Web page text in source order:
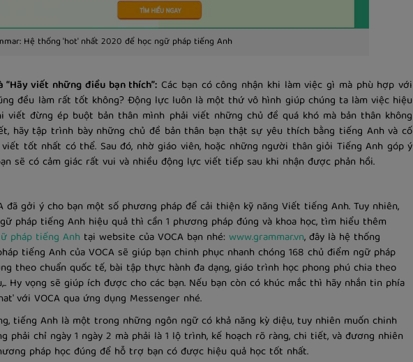
Hệ thống 'hot' nhất 2020 để học ngữ pháp tiếng Anh
viết những điều bạn thích”: Các bạn có công nhận khi làm việc gì mà phù hợp với
đều làm rất tốt không? Động lực luôn là một thứ vô hình giúp chúng ta làm việc hiệu
viết đừng ép buột bản thân mình phải viết những chủ đề quá khó mà bản thân không
hãy tập trình bày những chủ đề bản thân bạn thật sự yêu thích bằng tiếng Anh và cố
tốt nhất có thể. Sau đó, nhờ giáo viên, hoặc những người thân giỏi Tiếng Anh góp ý
sẽ có cảm giác rất vui và nhiều động lực viết tiếp sau khi nhận được phản hồi.
đã gởi ý cho bạn một số phương pháp để cải thiện kỹ năng Viết tiếng Anh. Tuy nhiên,
pháp tiếng Anh hiệu quả thì cần 1 phương pháp đúng và khoa học, tìm hiểu thêm
pháp tiếng Anh tại website của VOCA bạn nhé: www.grammar.vn, đây là hệ thống
tiếng Anh của VOCA sẽ giúp bạn chinh phục nhanh chóng 168 chủ điểm ngữ pháp
theo chuẩn quốc tế, bài tập thực hành đa dạng, giáo trình học phong phú chia theo
Hy vọng sẽ giúp ích được cho các bạn. Nếu bạn còn có khúc mắc thì hãy nhắn tin phía
với VOCA qua ứng dụng Messenger nhé.
tiếng Anh là một trong những ngôn ngữ có khả năng kỳ diệu, tuy nhiên muốn chinh
phải chỉ ngày 1 ngày 2 mà phải là 1 lộ trình, kế hoạch rõ ràng, chi tiết, và đương nhiên
pháp học đúng để hỗ trợ bạn có được hiệu quả học tốt nhất.